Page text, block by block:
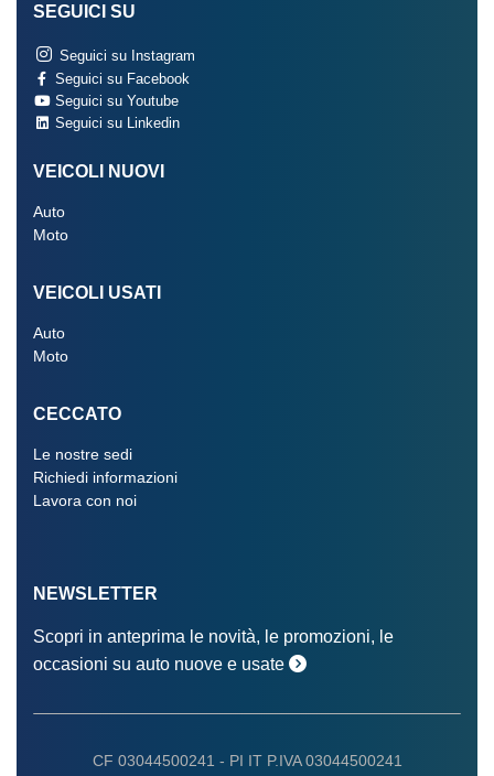
SEGUICI SU
Seguici su Instagram
Seguici su Facebook
Seguici su Youtube
Seguici su Linkedin
VEICOLI NUOVI
Auto
Moto
VEICOLI USATI
Auto
Moto
CECCATO
Le nostre sedi
Richiedi informazioni
Lavora con noi
NEWSLETTER
Scopri in anteprima le novità, le promozioni, le
occasioni su auto nuove e usate
CF 03044500241 - PI IT P.IVA 03044500241